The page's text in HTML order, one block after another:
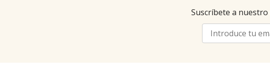
Suscríbete a